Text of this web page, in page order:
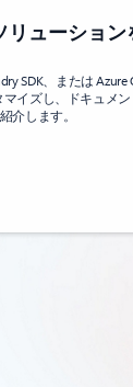
リューション
SDK、または Azure
マイズし、ドキュメ
介します。